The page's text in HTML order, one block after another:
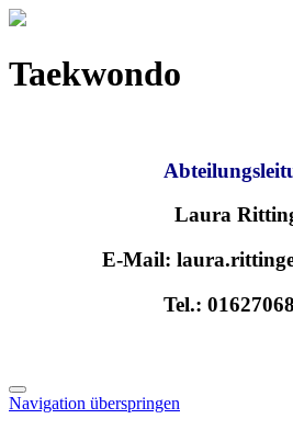
Taekwondo
Laura
E-Mail:
Tel.:
Navigation überspringen